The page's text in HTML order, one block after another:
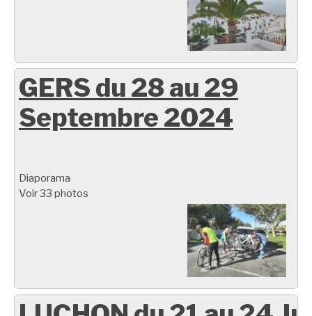
GERS du 28 au 29
Septembre 2024
Diaporama
Voir 33 photos